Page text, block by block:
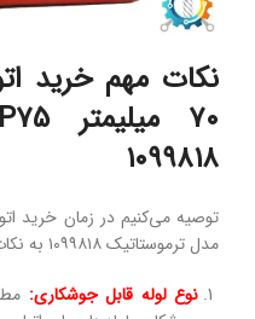
نکات مهم خرید اتو
۱۰۹۹۸۱۸
مدل ترموستاتیک ۱۰۹۹۸۱۸ به نکات مهم زیر توجه کنید:
نوع لوله قابل جوشکاری: